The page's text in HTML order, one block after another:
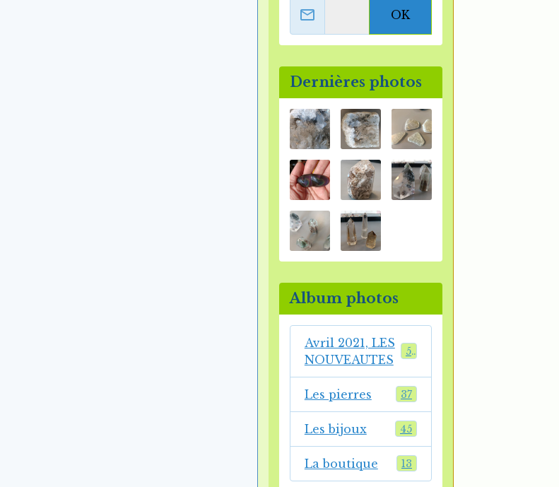
OK
Dernières photos
Album photos
Avril 2021, LES
NOUVEAUTES
54
Les pierres 37
Les bijoux 45
La boutique 13